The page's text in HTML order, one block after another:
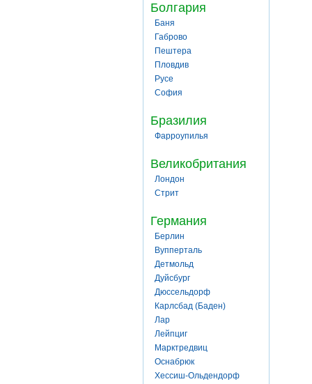
Болгария
Баня
Габрово
Пештера
Пловдив
Русе
София
Бразилия
Фарроупилья
Великобритания
Лондон
Стрит
Германия
Берлин
Вупперталь
Детмольд
Дуйсбург
Дюссельдорф
Карлсбад (Баден)
Лар
Лейпциг
Марктредвиц
Оснабрюк
Хессиш-Ольдендорф